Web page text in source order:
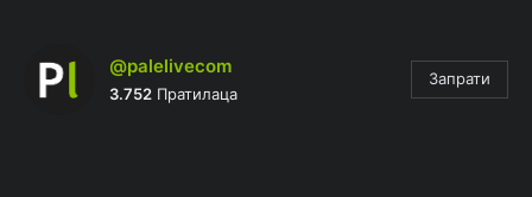
@palelivecom
3.752 Пратилаца
Запрати